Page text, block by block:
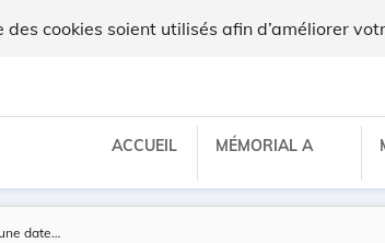
cookies soient utilisés afin d’améliorer
ACCUEIL MÉMORIAL A